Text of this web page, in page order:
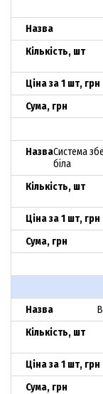
Система
біла